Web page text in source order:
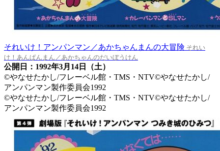
それいけ！アンパンマン／あかちゃんまんの大冒険 それい
け！あんぱんまん／あかちゃんのだいぼうけん
公開日：1992年3月14日（土）
©やなせたかし/フレーベル館・TMS・NTV©やなせたかし/
アンパンマン製作委員会1992
©やなせたかし/フレーベル館・TMS・NTV©やなせたかし/
アンパンマン製作委員会1992